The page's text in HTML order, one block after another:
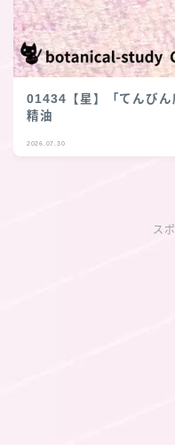
01434【星】「てんびん
精油
2026.07.30
ス